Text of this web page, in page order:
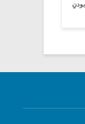
بودنِ